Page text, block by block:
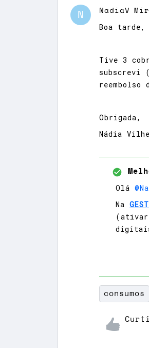
N NadiaV
Boa tarde,
Tive 3
subscrevi
reembolso
Obrigada,
Nádia
Olá
Na
consumos